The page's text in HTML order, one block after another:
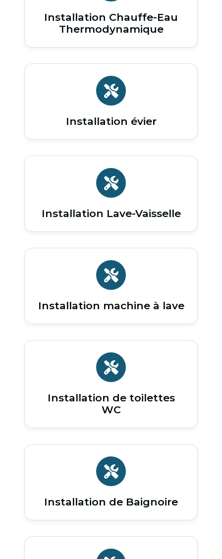
Installation Chauffe-Eau
Thermodynamique
Installation évier
Installation Lave-Vaisselle
Installation machine à lave
Installation de toilettes
WC
Installation de Baignoire